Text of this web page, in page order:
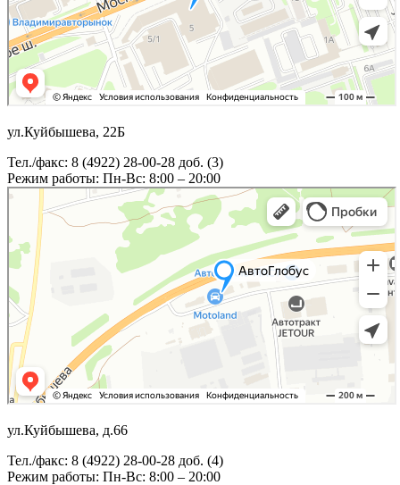
ул.Куйбышева, 22Б
Тел./факс: 8 (4922) 28-00-28 доб. (3)
Режим работы: Пн-Вс: 8:00 – 20:00
ул.Куйбышева, д.66
Тел./факс: 8 (4922) 28-00-28 доб. (4)
Режим работы: Пн-Вс: 8:00 – 20:00